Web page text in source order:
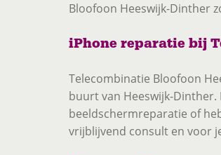
Bloofoon Heeswijk-Dinther
iPhone reparatie bij
Telecombinatie Bloofoon
buurt van Heeswijk-Dinther.
beeldschermreparatie of
vrijblijvend consult en voor